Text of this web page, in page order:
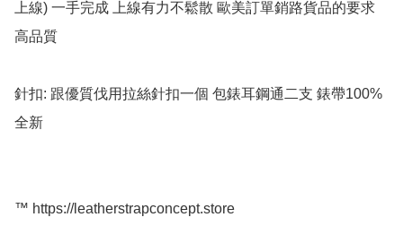
上線) 一手完成 上線有力不鬆散 歐美訂單銷路貨品的要求
高品質
針扣: 跟優質伐用拉絲針扣一個 包錶耳鋼通二支 錶帶100%
全新
™️ https://leatherstrapconcept.store